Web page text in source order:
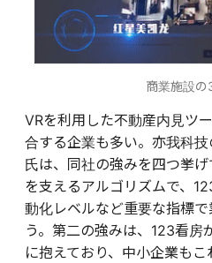
商業施設の
​​VRを利用した不動産内見ツ
合する企業も多い。亦我科
氏は、同社の強みを四つ挙
を支えるアルゴリズムで、
動化レベルなど重要な指標
う。第二の強みは、123看房
に抱えており、中小企業も